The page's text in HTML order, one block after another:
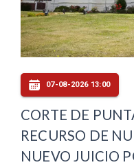
07-08-2026 13:00
CORTE DE
RECURSO DE
NUEVO JUICIO